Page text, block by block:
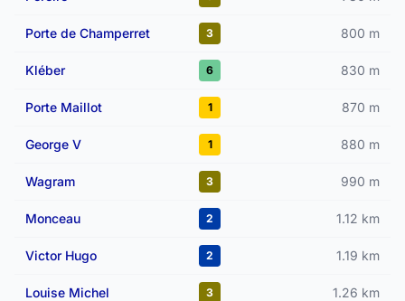
Porte de Champerret 3 800 m
Kléber 6 830 m
Porte Maillot 1 870 m
George V 1 880 m
Wagram 3 990 m
Monceau 2 1.12 km
Victor Hugo 2 1.19 km
Louise Michel 3 1.26 km